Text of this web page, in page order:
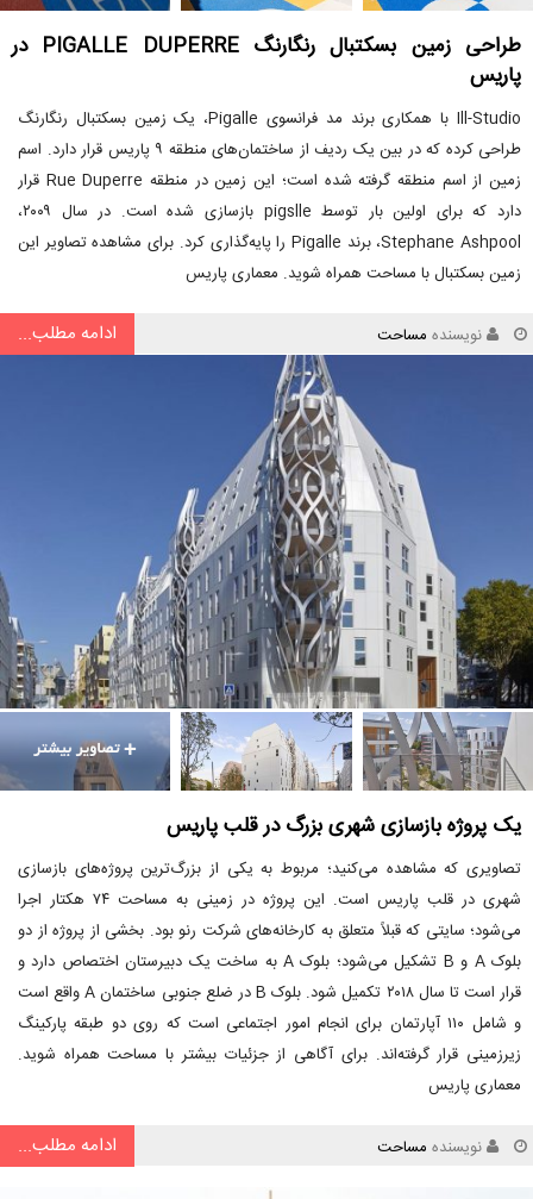
طراحی زمین بسکتبال رنگارنگ PIGALLE DUPERRE در
پاریس
Ill-Studio با همکاری برند مد فرانسوی Pigalle، یک زمین بسکتبال رنگارنگ
طراحی کرده که در بین یک ردیف از ساختمان‌های منطقه ۹ پاریس قرار دارد. اسم
زمین از اسم منطقه گرفته شده است؛ این زمین در منطقه Rue Duperre قرار
دارد که برای اولین بار توسط pigslle بازسازی شده است. در سال ۲۰۰۹،
Stephane Ashpool، برند Pigalle را پایه‌گذاری کرد. برای مشاهده تصاویر این
زمین بسکتبال با مساحت همراه شوید. معماری پاریس
نویسنده مساحت ادامه مطلب...
یک پروژه بازسازی شهری بزرگ در قلب پاریس
تصاویری که مشاهده می‌کنید؛ مربوط به یکی از بزرگ‌ترین پروژه‌های بازسازی
شهری در قلب پاریس است. این پروژه در زمینی به مساحت ۷۴ هکتار اجرا
می‌شود؛ سایتی که قبلاً متعلق به کارخانه‌های شرکت رنو بود. بخشی از پروژه از دو
بلوک A و B تشکیل می‌شود؛ بلوک A به ساخت یک دبیرستان اختصاص دارد و
قرار است تا سال ۲۰۱۸ تکمیل شود. بلوک B در ضلع جنوبی ساختمان A واقع است
و شامل ۱۱۰ آپارتمان برای انجام امور اجتماعی است که روی دو طبقه پارکینگ
زیرزمینی قرار گرفته‌اند. برای آگاهی از جزئیات بیشتر با مساحت همراه شوید.
معماری پاریس
نویسنده مساحت ادامه مطلب...